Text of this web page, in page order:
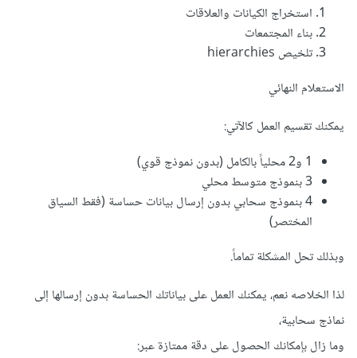
استخراج الكيانات والعلاقات
بناء المجتمعات
تلخيص hierarchies
الاستعلام النهائي
يمكنك تقسيم العمل كالآتي:
1 و2 محلياً بالكامل (بدون نموذج قوي)
3 بنموذج متوسط محلي
4 بنموذج سحابي بدون إرسال بيانات حساسة (فقط السياق
المختصر)
وبذلك تحل المشكلة تماماً.
لذا الخلاصه نعم، يمكنك العمل على بياناتك الحساسة بدون إرسالها إلى
نماذج سحابية،
وما زال بإمكانك الحصول على دقة ممتازة عبر: